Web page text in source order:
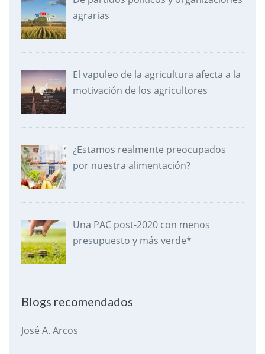
agrarias
El vapuleo de la agricultura afecta a la
motivación de los agricultores
¿Estamos realmente preocupados
por nuestra alimentación?
Una PAC post-2020 con menos
presupuesto y más verde*
Blogs recomendados
José A. Arcos